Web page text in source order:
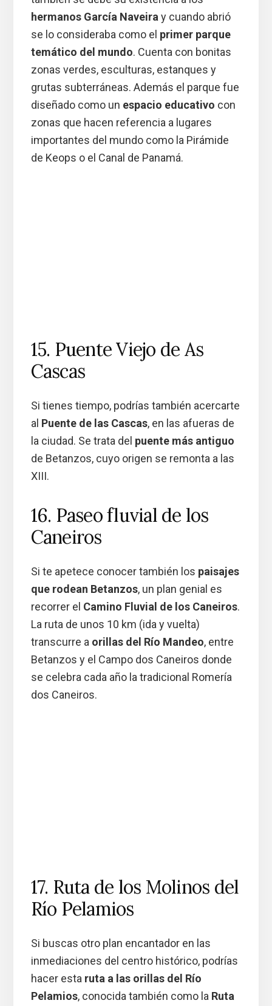
hermanos García Naveiray cuando abrió
se lo consideraba como el primer parque
temático del mundo. Cuenta con bonitas
zonas verdes, esculturas, estanques y
grutas subterráneas. Además el parque fue
diseñado como un espacio educativo con
zonas que hacen referencia a lugares
importantes del mundo como la Pirámide
de Keops o el Canal de Panamá.
15. Puente Viejo de As
Cascas
Si tienes tiempo, podrías también acercarte
al Puente de las Cascas, en las afueras de
la ciudad. Se trata del puente más antiguo
de Betanzos, cuyo origen se remonta a las
XIII.
16. Paseo fluvial de los
Caneiros
Si te apetece conocer también los paisajes
que rodean Betanzos, un plan genial es
recorrer el Camino Fluvial de los Caneiros.
La ruta de unos 10 km (ida y vuelta)
transcurre a orillas del Río Mandeo, entre
Betanzos y el Campo dos Caneiros donde
se celebra cada año la tradicional Romería
dos Caneiros.
17. Ruta de los Molinos del
Río Pelamios
Si buscas otro plan encantador en las
inmediaciones del centro histórico, podrías
hacer esta ruta a las orillas del Río
Pelamios, conocida también como la Ruta